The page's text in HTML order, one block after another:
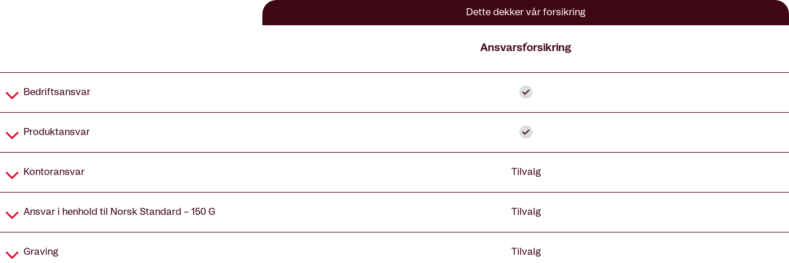
Dette dekker vår forsikring
Ansvarsforsikring
Bedriftsansvar Inkludert
Produktansvar Inkludert
Kontoransvar Tilvalg
Ansvar i henhold til Norsk Standard – 150 G Tilvalg
Graving Tilvalg